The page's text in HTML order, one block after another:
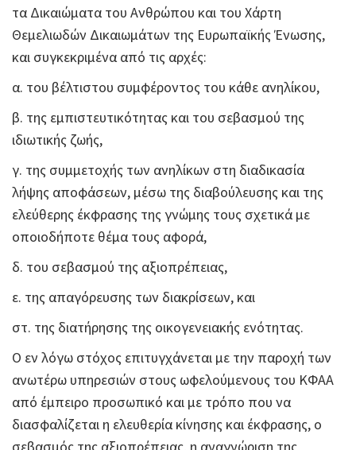
τα Δικαιώματα του Ανθρώπου και του Χάρτη
Θεμελιωδών Δικαιωμάτων της Ευρωπαϊκής Ένωσης,
και συγκεκριμένα από τις αρχές:
α. του βέλτιστου συμφέροντος του κάθε ανηλίκου,
β. της εμπιστευτικότητας και του σεβασμού της
ιδιωτικής ζωής,
γ. της συμμετοχής των ανηλίκων στη διαδικασία
λήψης αποφάσεων, μέσω της διαβούλευσης και της
ελεύθερης έκφρασης της γνώμης τους σχετικά με
οποιοδήποτε θέμα τους αφορά,
δ. του σεβασμού της αξιοπρέπειας,
ε. της απαγόρευσης των διακρίσεων, και
στ. της διατήρησης της οικογενειακής ενότητας.
Ο εν λόγω στόχος επιτυγχάνεται με την παροχή των
ανωτέρω υπηρεσιών στους ωφελούμενους του ΚΦΑΑ
από έμπειρο προσωπικό και με τρόπο που να
διασφαλίζεται η ελευθερία κίνησης και έκφρασης, ο